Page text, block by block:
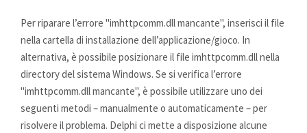
Per riparare l’errore "imhttpcomm.dll mancante", inserisci il file
nella cartella di installazione dell’applicazione/gioco. In
alternativa, è possibile posizionare il file imhttpcomm.dll nella
directory del sistema Windows. Se si verifica l’errore
"imhttpcomm.dll mancante", è possibile utilizzare uno dei
seguenti metodi – manualmente o automaticamente – per
risolvere il problema. Delphi ci mette a disposizione alcune